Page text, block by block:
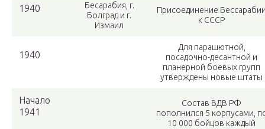
1940
Бесарабия, г.
Болград и г.
Измаил
Присоединение
к СССР
1940
Для парашютной,
посадочно-десантной и
планерной боевых групп
утверждены новые штаты
Начало
1941
Состав ВДВ РФ
пополнился 5 корпусами,
10 000 бойцов каждый